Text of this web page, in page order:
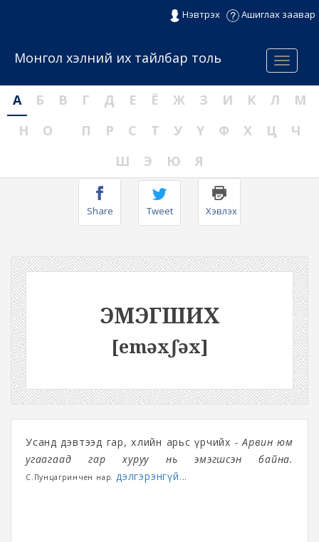
Нэвтрэх Ашиглах заавар
Menu
Монгол хэлний их тайлбар толь
А Б В Г Д Е Ё Ж З И К Л
М
Н
О П Р С Т У Ү Ф Х Ц
Ч
Ш
Э Ю Я
Share Tweet Хэвлэх
ЭМЭГШИХ
[eməxʃəx]
Усанд дэвтээд гар, хөлийн арьс үрчийх - Арвин юм
угаагаад гар хуруу нь эмэгшсэн байна.
С.Пунцагринчен нар. дэлгэрэнгүй...